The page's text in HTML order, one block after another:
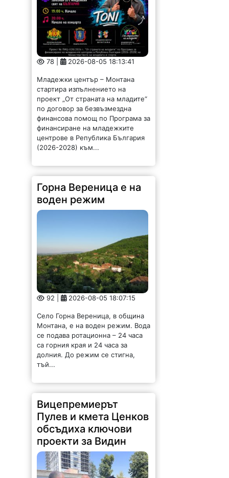
78 | 2026-08-05 18:13:41
Младежки център – Монтана
стартира изпълнението на
проект „От страната на младите“
по договор за безвъзмездна
финансова помощ по Програма за
финансиране на младежките
центрове в Република България
(2026-2028) към...
Горна Вереница е на
воден режим
92 | 2026-08-05 18:07:15
Село Горна Вереница, в община
Монтана, е на воден режим. Вода
се подава ротационна – 24 часа
са горния края и 24 часа за
долния. До режим се стигна,
тъй...
Вицепремиерът
Пулев и кмета Ценков
обсъдиха ключови
проекти за Видин